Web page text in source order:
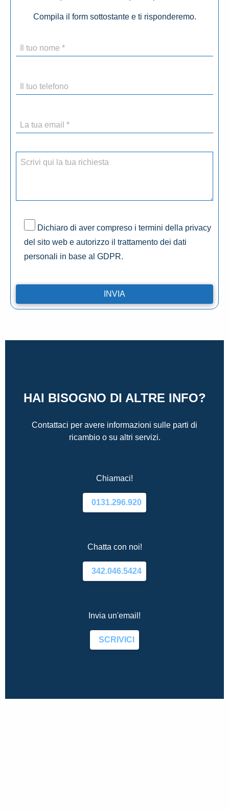
Compila il form sottostante e ti risponderemo.
Dichiaro di aver compreso i termini della privacy
del sito web e autorizzo il trattamento dei dati
personali in base al GDPR.
HAI BISOGNO DI ALTRE INFO?
Contattaci per avere informazioni sulle parti di
ricambio o su altri servizi.
Chiamaci!
0131.296.920
Chatta con noi!
342.046.5424
Invia un'email!
SCRIVICI